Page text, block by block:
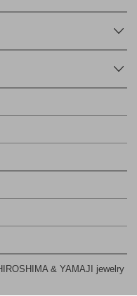
& YAMAJI jewelry